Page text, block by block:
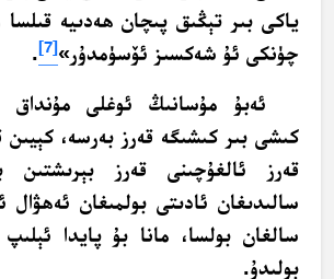
ياكى بىر تېڭىق پىچان ھەدىيە قىلسا
چۈنكى ئۇ شەكسىز ئۆسۈمدۇر»[7]
.
ئەبۇ مۇسانىڭ ئوغلى مۇنداق
كىشى بىر كىشىگە قەرز بەرسە، كېيىن
قەرز ئالغۇچىنى قەرز بېرىشتىن
سالىدىغان ئادىتى بولمىغان ئەھۋال
سالغان بولسا، مانا بۇ پايدا
بولىدۇ.